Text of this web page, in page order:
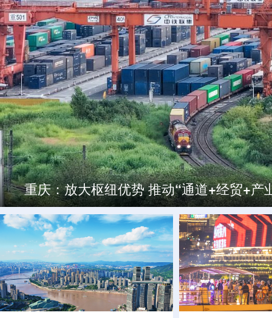
“大美中国·西部如歌”国际音乐故事会在
西渝高铁庄子村跨沪蓉高速特大桥顺利合
重庆：放大枢纽优势 推动“通道+经贸+产